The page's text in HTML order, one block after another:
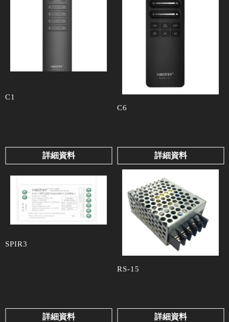
C1
詳細資料
C6
詳細資料
SPIR3
詳細資料
RS-15
詳細資料